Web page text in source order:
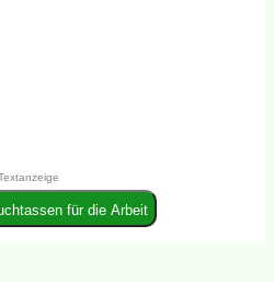
für die Arbeit